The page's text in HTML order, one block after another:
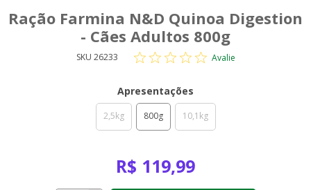
Ração Farmina N&D Quinoa Digestion
- Cães Adultos 800g
SKU 26233 Avalie
Apresentações
2,5kg 800g 10,1kg
R$ 119,99